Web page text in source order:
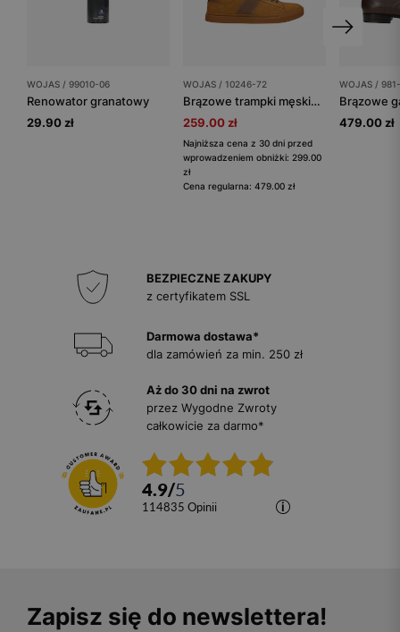
WOJAS / 99010-06
Renowator granatowy
29.90 zł
WOJAS / 10246-72
Brązowe trampki męskie z łączonych skór
259.00 zł
Najniższa cena z 30 dni przed
wprowadzeniem obniżki: 299.00
zł
Cena regularna: 479.00 zł
WOJAS /
479.00 zł
BEZPIECZNE ZAKUPY
z certyfikatem SSL
Darmowa dostawa*
dla zamówień za min. 250 zł
Aż do 30 dni na zwrot
przez Wygodne Zwroty
całkowicie za darmo*
4.9/5
114835 opinii
Zapisz się do newslettera!